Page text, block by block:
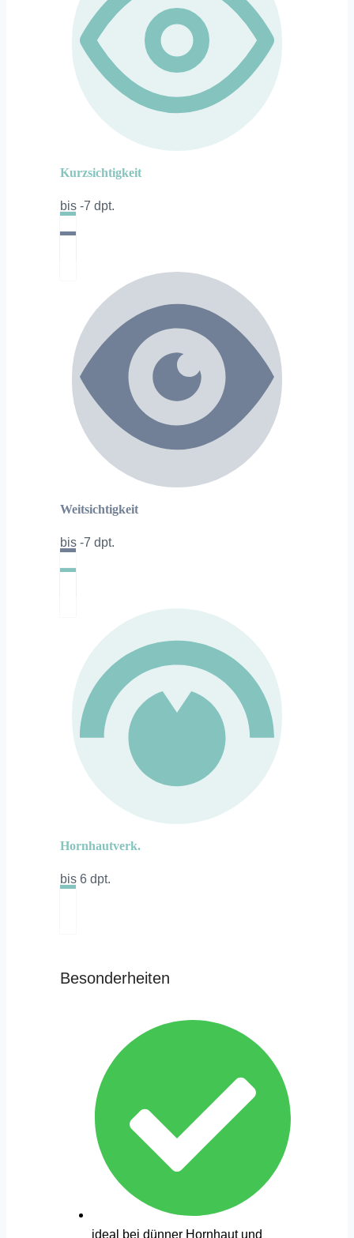
Kurzsichtigkeit
bis -7 dpt.
Weitsichtigkeit
bis -7 dpt.
Hornhautverk.
bis 6 dpt.
Besonderheiten
ideal bei dünner Hornhaut und